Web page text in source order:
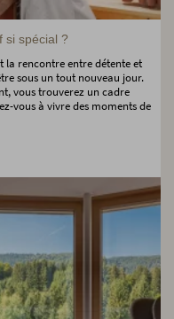
si spécial ?
la rencontre entre détente et
sous un tout nouveau jour.
vous trouverez un cadre
vous à vivre des moments de